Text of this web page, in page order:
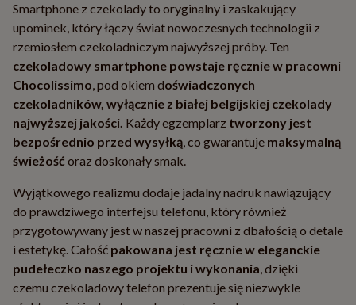
Smartphone z czekolady to oryginalny i zaskakujący
upominek, który łączy świat nowoczesnych technologii z
rzemiosłem czekoladniczym najwyższej próby. Ten
czekoladowy smartphone powstaje ręcznie w pracowni
Chocolissimo, pod okiem doświadczonych
czekoladników, wyłącznie z białej belgijskiej czekolady
najwyższej jakości. Każdy egzemplarz tworzony jest
bezpośrednio przed wysyłką, co gwarantuje maksymalną
świeżość oraz doskonały smak.
Wyjątkowego realizmu dodaje jadalny nadruk nawiązujący
do prawdziwego interfejsu telefonu, który również
przygotowywany jest w naszej pracowni z dbałością o detale
i estetykę. Całość pakowana jest ręcznie w eleganckie
pudełeczko naszego projektu i wykonania, dzięki
czemu czekoladowy telefon prezentuje się niezwykle